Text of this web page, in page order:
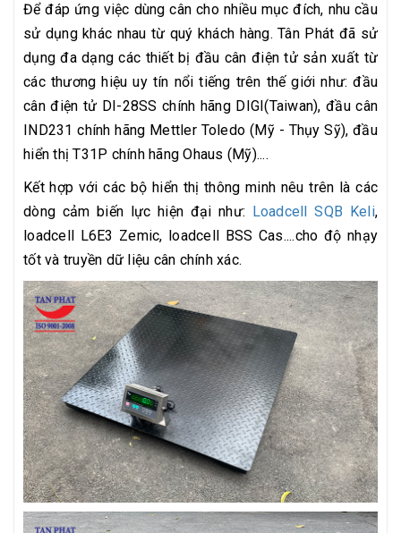
Để đáp ứng việc dùng cân cho nhiều mục đích, nhu cầu
sử dụng khác nhau từ quý khách hàng. Tân Phát đã sử
dụng đa dạng các thiết bị đầu cân điện tử sản xuất từ
các thương hiệu uy tín nổi tiếng trên thế giới như: đầu
cân điện tử DI-28SS chính hãng DIGI(Taiwan), đầu cân
IND231 chính hãng Mettler Toledo (Mỹ - Thụy Sỹ), đầu
hiển thị T31P chính hãng Ohaus (Mỹ)....
Kết hợp với các bộ hiển thị thông minh nêu trên là các
dòng cảm biến lực hiện đại như:
Loadcell SQB Keli,
loadcell L6E3 Zemic, loadcell BSS Cas....cho độ nhạy
tốt và truyền dữ liệu cân chính xác.